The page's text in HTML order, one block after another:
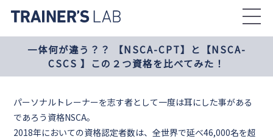
the
content一体何が違う？？ 【NSCA-CPT】と【NSCA-
CSCS 】この２つ資格を比べてみた！
パーソナルトレーナーを志す者として一度は耳にした事がある
であろう資格NSCA。
2018年においての資格認定者数は、全世界で延べ46,000名を超